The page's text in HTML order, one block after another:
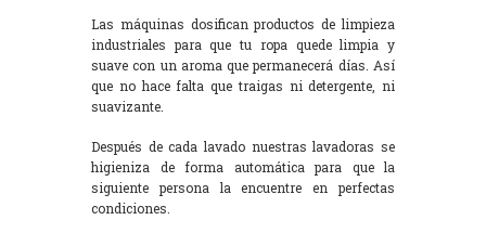
Las máquinas dosifican productos de limpieza
industriales para que tu ropa quede limpia y
suave con un aroma que permanecerá días. Así
que no hace falta que traigas ni detergente, ni
suavizante.
Después de cada lavado nuestras lavadoras se
higieniza de forma automática para que la
siguiente persona la encuentre en perfectas
condiciones.